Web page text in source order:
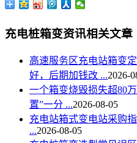
充电桩箱变资讯相关文章
高速服务区充电站箱变
好，后期加钱改 ...2026-
一个箱变烧毁损失超80
置”一分 ...2026-08-05
充电站箱式变电站采购
...2026-08-05